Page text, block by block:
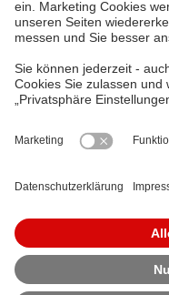
Möchten Sie eine
Zu